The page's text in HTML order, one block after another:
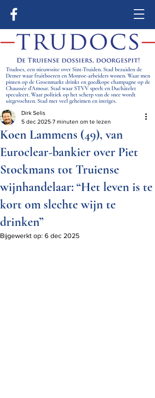
Trudocs, een nieuwssite over Sint-Truiden. Stad bezuiden de
Demer waar fruitboeren en Monroe-arbeiders wonen. Waar men
pinten op de Groenmarkt drinkt en goedkope champagne op de
Chaussée d’Amour. Stad waar STVV speelt en Duchâtelet
speculeert. Waar politiek op het scherp van de snee wordt
uitgevochten. Stad met veel geheimen en intriges.
Koen Lammens (49), van
Euroclear-bankier over Piet
Stockmans tot Truiense
wijnhandelaar: “Het leven is te
kort om slechte wijn te
drinken”
Dirk Selis
5 dec 2025 7 minuten om te lezen
Bijgewerkt op: 6 dec 2025